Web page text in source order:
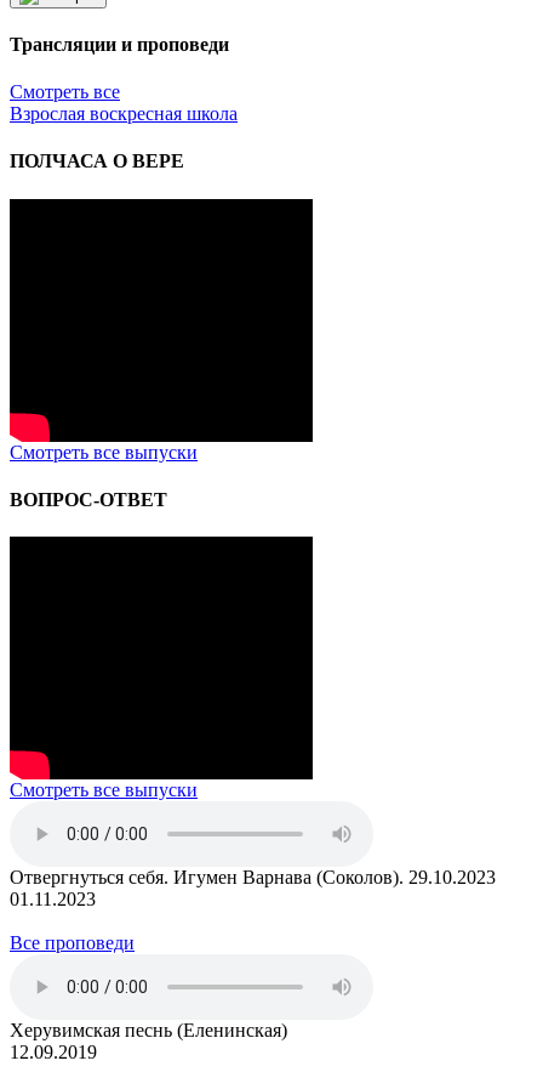
Трансляции и проповеди
Смотреть все
Взрослая воскресная школа
ПОЛЧАСА О ВЕРЕ
Смотреть все выпуски
ВОПРОС-ОТВЕТ
Смотреть все выпуски
Отвергнуться себя. Игумен Варнава (Соколов). 29.10.2023
01.11.2023
Все проповеди
Херувимская песнь (Еленинская)
12.09.2019